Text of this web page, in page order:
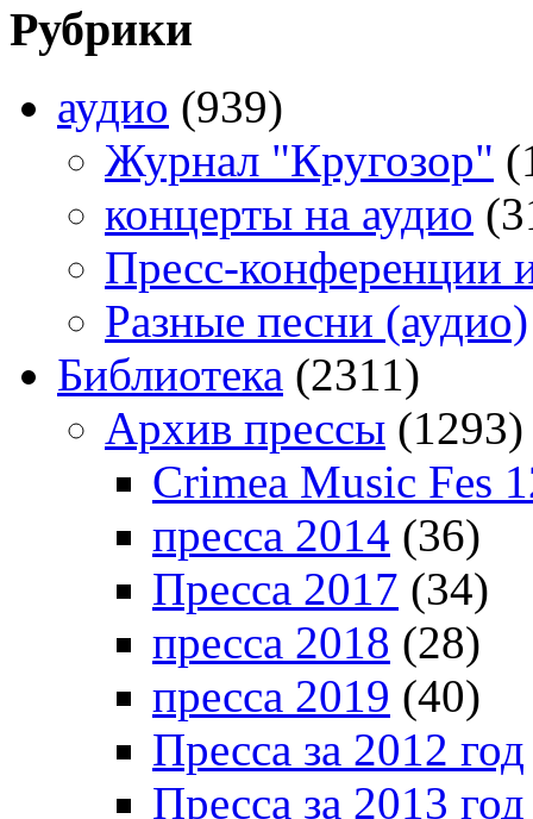
Рубрики
аудио (939)
Журнал "Кругозор"
концерты на аудио
Пресс-конференции
Разные песни (аудио)
Библиотека (2311)
Архив прессы (1293)
Crimea Music Fes
пресса 2014 (36)
Пресса 2017 (34)
пресса 2018 (28)
пресса 2019 (40)
Пресса за 2012 год
Пресса за 2013 год